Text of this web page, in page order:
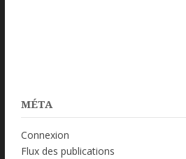
MÉTA
Connexion
Flux des publications